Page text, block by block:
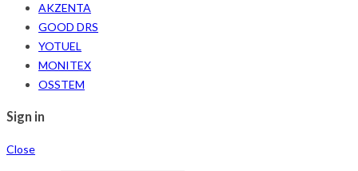
AKZENTA
GOOD DRS
YOTUEL
MONITEX
OSSTEM
Sign in
Close